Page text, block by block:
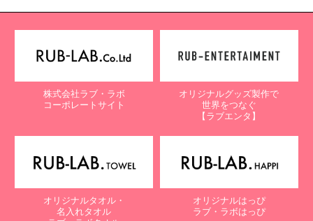
株式会社ラブ・ラボ
コーポレートサイト
オリジナルグッズ製作で
世界をつなぐ
【ラブエンタ】
オリジナルタオル・
名入れタオル
オリジナルはっぴ
ラブ・ラボはっぴ